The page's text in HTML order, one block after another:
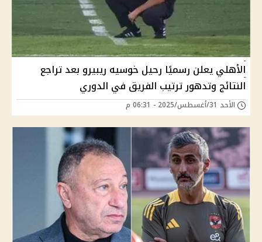
الأهلي يعلن رسميًا رحيل خوسيه ريبيرو بعد تراجع
النتائج وتدهور ترتيب الفريق في الدوري
الأحد 31/أغسطس/2025 - 06:31 م